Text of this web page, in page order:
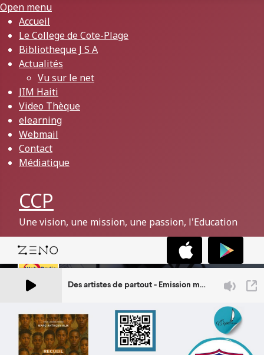
Open menu
Accueil
Le College de Cote-Plage
Bibliotheque J S A
Actualités
Vu sur le net
JIM Haiti
Video Thèque
elearning
Webmail
Contact
Médiatique
CCP
Une vision, une mission, une passion, l'Education